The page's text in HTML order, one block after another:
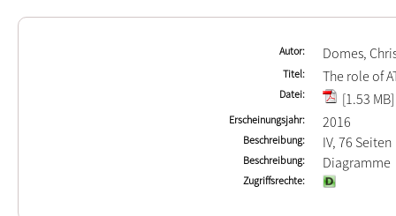
Autor Domes,
Titel The role of
Datei [1.53 MB]
Erscheinungsjahr 2016
Beschreibung IV, 76 Seiten
Beschreibung Diagramme
Zugriffsrechte